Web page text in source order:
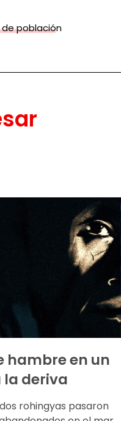
población
hambre en un
la deriva
rohingyas pasaron